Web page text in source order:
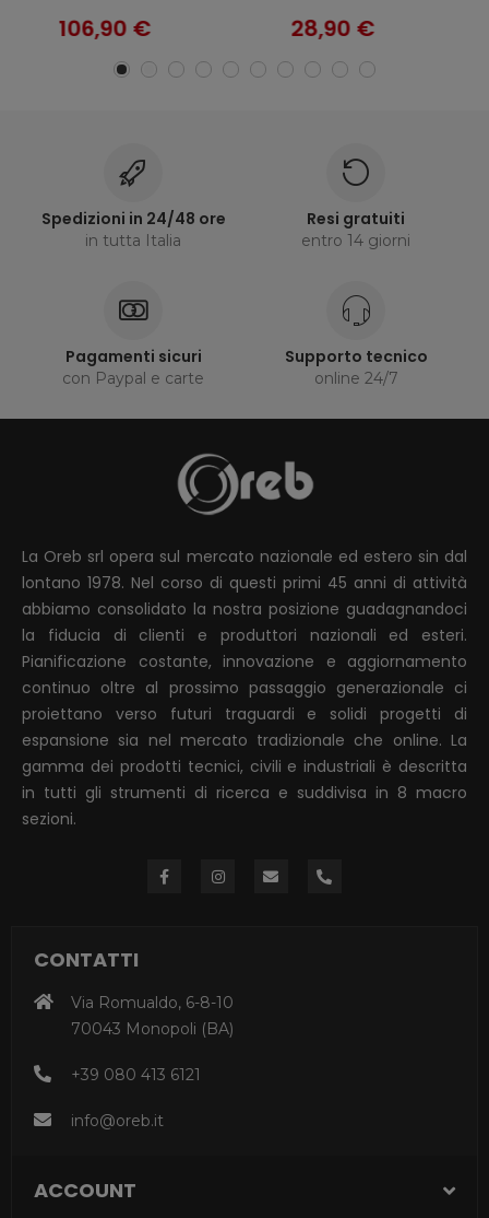
28,90 € 87,89 €
Spedizioni in 24/48 ore
in tutta Italia
Resi gratuiti
entro 14 giorni
Pagamenti sicuri
con Paypal e carte
Supporto tecnico
online 24/7
La Oreb srl opera sul mercato nazionale ed estero sin dal
lontano 1978. Nel corso di questi primi 45 anni di attività
abbiamo consolidato la nostra posizione guadagnandoci
la fiducia di clienti e produttori nazionali ed esteri.
Pianificazione costante, innovazione e aggiornamento
continuo oltre al prossimo passaggio generazionale ci
proiettano verso futuri traguardi e solidi progetti di
espansione sia nel mercato tradizionale che online. La
gamma dei prodotti tecnici, civili e industriali è descritta
in tutti gli strumenti di ricerca e suddivisa in 8 macro
sezioni.
CONTATTI
Via Romualdo, 6-8-10
70043 Monopoli (BA)
+39 080 413 6121
info@oreb.it
ACCOUNT